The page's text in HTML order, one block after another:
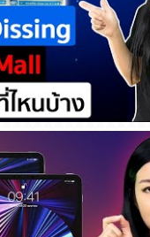
าก Shopee Mall